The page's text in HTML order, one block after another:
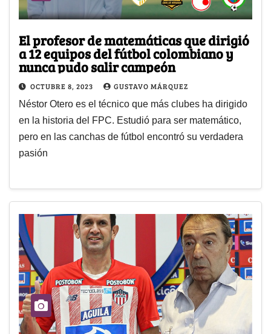
El profesor de matemáticas que dirigió
a 12 equipos del fútbol colombiano y
nunca pudo salir campeón
OCTUBRE 8, 2023 GUSTAVO MÁRQUEZ
Néstor Otero es el técnico que más clubes ha dirigido
en la historia del FPC. Estudió para ser matemático,
pero en las canchas de fútbol encontró su verdadera
pasión